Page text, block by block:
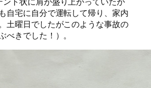
自宅に自分で運転して帰り、家内
土曜日でしたがこのような事故の
べきでした！）。